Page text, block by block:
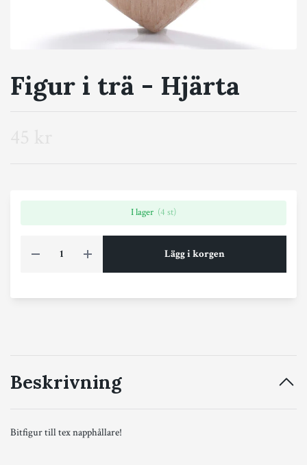
Figur i trä - Hjärta
I lager (4 st)
Lägg i korgen
Beskrivning
Bitfigur till tex napphållare!